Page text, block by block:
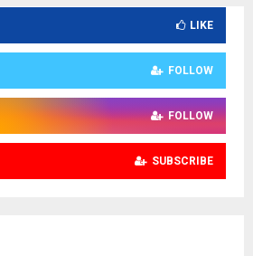
LIKE
FOLLOW
FOLLOW
SUBSCRIBE